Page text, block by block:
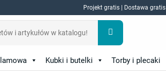
Projekt gratis | Dostawa gratis
Kubki i butelki Torby i plecaki